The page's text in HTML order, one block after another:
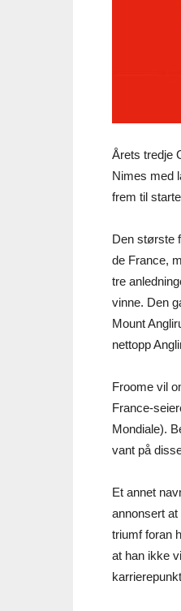
Årets tredje
Nimes med
frem til
Den største
de France,
tre
vinne. Den
Mount
nettopp
Froome vil
France-
Mondiale).
vant på
Et annet
annonsert
triumf foran
at han ikke